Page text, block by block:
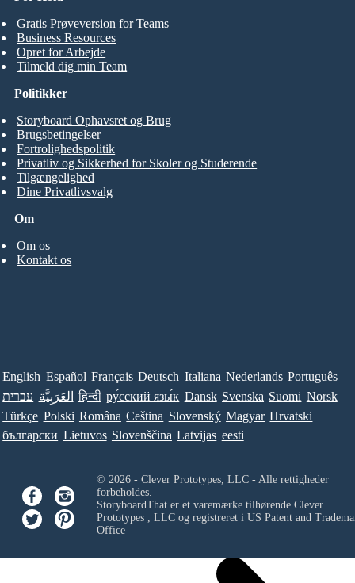
Gratis Prøveversion for Teams
Business Resources
Opret for Arbejde
Tilmeld dig min Team
Om
Om os
Kontakt os
Politikker
Storyboard Ophavsret og Brug
Brugsbetingelser
Fortrolighedspolitik
Privatliv og Sikkerhed for Skoler og Studerende
Tilgængelighed
Dine Privatlivsvalg
English Español Français Deutsch Italiana Nederlands Português
עברית العَرَبِيَّة हिन्दी ру́сский язы́к Dansk Svenska Suomi Norsk
Türkçe Polski Româna Ceština Slovenský Magyar Hrvatski
български Lietuvos Slovenščina Latvijas eesti
© 2026 - Clever Prototypes, LLC - Alle rettigheder
forbeholdes.
StoryboardThat er et varemærke tilhørende Clever
Prototypes , LLCog registreret i US Patent and
Office